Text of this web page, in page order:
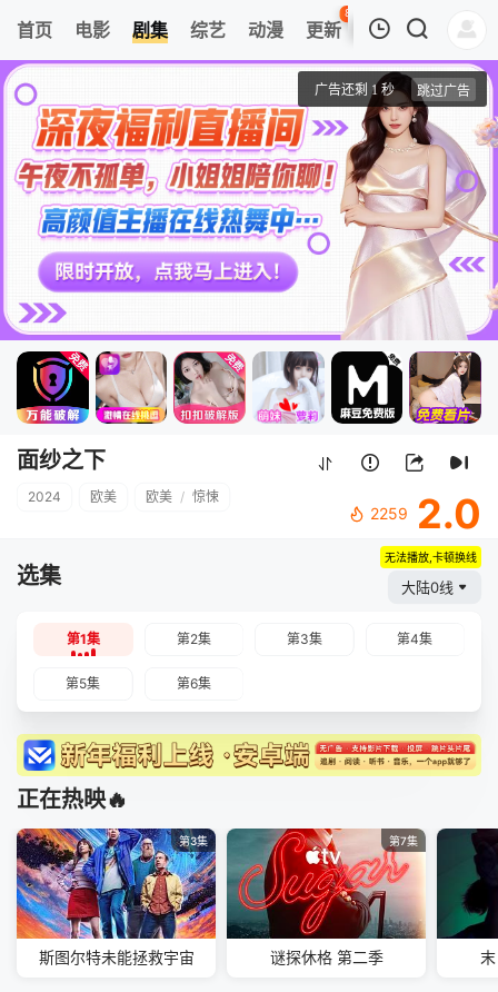
首页 电影 剧集 综艺 动漫 更新
80
热榜 APP
第1集
面纱之下
清空
面纱之下
2024 欧美 欧美 / 惊悚
2259 2.0
选集
无法播放,卡顿换线
大陆0线
第1集 第2集 第3集 第4集
第5集 第6集
正在热映🔥
第3集
斯图尔特未能拯救宇宙
第7集
谜探休格 第二季